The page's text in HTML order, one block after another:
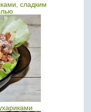
сладким